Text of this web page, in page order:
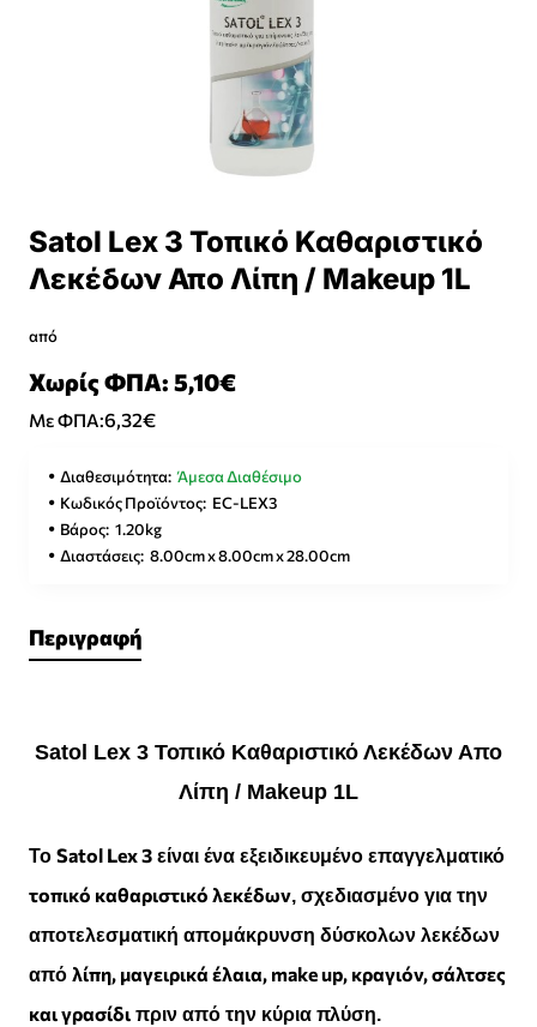
Satol Lex 3 Τοπικό Καθαριστικό
Λεκέδων Απο Λίπη / Makeup 1L
από
Με ΦΠΑ:6,32€
Χωρίς ΦΠΑ: 5,10€
Διαθεσιμότητα: Άμεσα Διαθέσιμο
Κωδικός Προϊόντος: EC-LEX3
Βάρος: 1.20kg
Διαστάσεις: 8.00cm x 8.00cm x 28.00cm
Περιγραφή
Satol Lex 3 Τοπικό Καθαριστικό Λεκέδων Απο
Λίπη / Makeup 1L
Το Satol Lex 3 είναι ένα εξειδικευμένο επαγγελματικό
τοπικό καθαριστικό λεκέδων, σχεδιασμένο για την
αποτελεσματική απομάκρυνση δύσκολων λεκέδων
από λίπη, μαγειρικά έλαια, make up, κραγιόν, σάλτσες
και γρασίδι πριν από την κύρια πλύση.